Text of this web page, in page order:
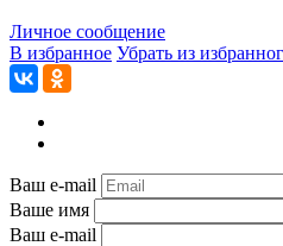
Личное сообщение
В избранное Убрать из
Ваш e-mail
Ваше имя
Ваш e-mail